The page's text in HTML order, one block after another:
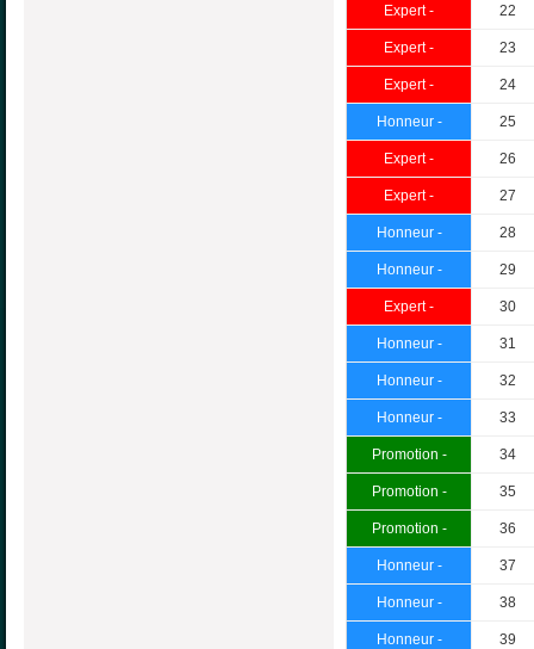
Expert - 22
Expert - 23
Expert - 24
Honneur - 25
Expert - 26
Expert - 27
Honneur - 28
Honneur - 29
Expert - 30
Honneur - 31
Honneur - 32
Honneur - 33
Promotion - 34
Promotion - 35
Promotion - 36
Honneur - 37
Honneur - 38
Honneur - 39